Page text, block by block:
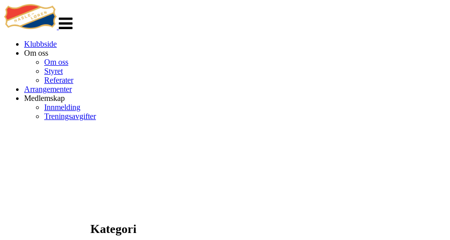
navigasjon
Klubbside
Om oss
Om oss
Styret
Referater
Arrangementer
Medlemskap
Innmelding
Treningsavgifter
Kategori